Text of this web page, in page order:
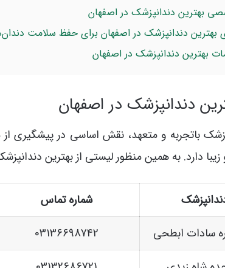
بهترین دندانپزشک در اصفهان
بهترین دندانپزشک در اصفهان برای حفظ سلامت
بهترین دندانپزشک در اصفهان
دندانپزشک در اصفهان
باتجربه و متعهد، نقش اساسی در پیشگیری
دارد. به همین منظور لیستی از بهترین
شماره تماس
سادات ابطحی
03136698742